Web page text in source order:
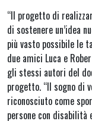
“Il progetto di
di sostenere un’idea
più vasto possibile le
due amici Luca e
gli stessi autori del
progetto. “Il sogno di
riconosciuto come
persone con disabilità